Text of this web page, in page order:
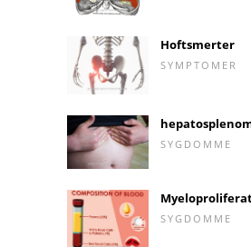
Hoftsmerter
SYMPTOMER
SYGDOMME
SYGDOMME